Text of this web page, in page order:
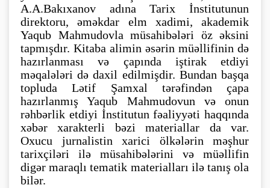
A.A.Bakıxanov adına Tarix İnstitutunun
direktoru, əməkdar elm xadimi, akademik
Yaqub Mahmudovla müsahibələri öz əksini
tapmışdır. Kitaba alimin əsərin müəllifinin də
hazırlanması və çapında iştirak etdiyi
məqalələri də daxil edilmişdir. Bundan başqa
topluda Lətif Şamxal tərəfindən çapa
hazırlanmış Yaqub Mahmudovun və onun
rəhbərlik etdiyi İnstitutun fəaliyyəti haqqında
xəbər xarakterli bəzi materiallar da var.
Oxucu jurnalistin xarici ölkələrin məşhur
tarixçiləri ilə müsahibələrini və müəllifin
digər maraqlı tematik materialları ilə tanış ola
bilər.